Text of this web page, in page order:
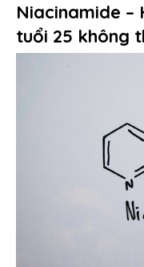
Niacinamide
tuổi 25 không